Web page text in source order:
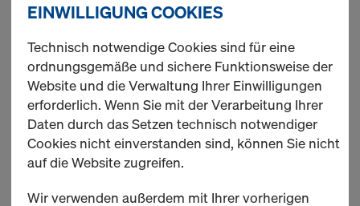
Zubehör
EINWILLIGUNG COOKIES
Technisch notwendige Cookies sind für eine
ordnungsgemäße und sichere Funktionsweise der
Website und die Verwaltung Ihrer Einwilligungen
erforderlich. Wenn Sie mit der Verarbeitung Ihrer
Daten durch das Setzen technisch notwendiger
Cookies nicht einverstanden sind, können Sie nicht
auf die Website zugreifen.
Wir verwenden außerdem mit Ihrer vorherigen